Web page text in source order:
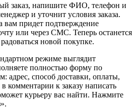
заказ, напишите ФИО, телефон и
и уточнит условия заказа.
вам придет подтверждение
или через СМС. Теперь останется
новой покупке.
режиме выглядит
полностью форму по
адрес, способ доставки, оплаты,
комментарии к заказу написать
курьеру вас найти. Нажмите